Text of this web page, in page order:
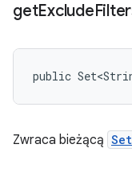
getExclude
public
Zwraca bieżącą Set